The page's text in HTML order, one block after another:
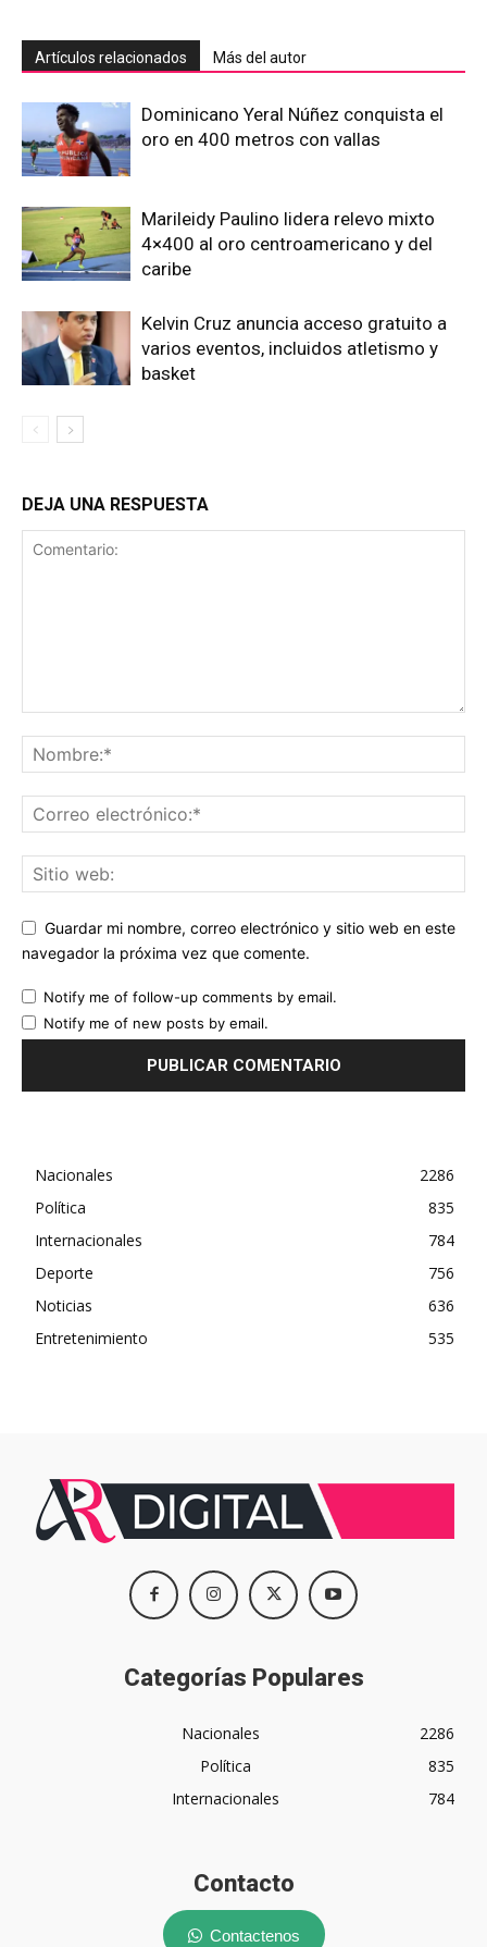
Artículos relacionados Más del autor
Dominicano Yeral Núñez conquista el
oro en 400 metros con vallas
Marileidy Paulino lidera relevo mixto
4×400 al oro centroamericano y del
caribe
Kelvin Cruz anuncia acceso gratuito a
varios eventos, incluidos atletismo y
basket
DEJA UNA RESPUESTA
Guardar mi nombre, correo electrónico y sitio web en este
navegador la próxima vez que comente.
Notify me of follow-up comments by email.
Notify me of new posts by email.
Nacionales
2286
Política
835
Internacionales
784
Deporte
756
Noticias
636
Entretenimiento
535
Categorías Populares
Nacionales
2286
Política
835
Internacionales
784
Contacto
Contactenos